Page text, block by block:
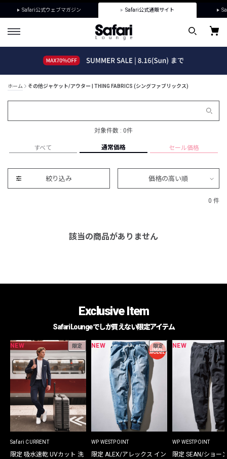
Safari公式ウェブマガジン Safari公式通販サイト
ホーム その他ジャケット/アウター | THING FABRICS (シングファブリックス)
対象件数 : 0件
すべて 通常価格 セール価格
絞り込み 価格の高い順
0 件
該当の商品がありません
Exclusive Item
Safari Loungeでしか買えない限定アイテム
NEW 限定
Safari CURRENT
限定 吸水速乾 UVカット 洗
NEW 限定
WP WESTPOINT
限定 ALEX/アレックス イン
NEW
WP WESTPOINT
限定 SEAN/ショー